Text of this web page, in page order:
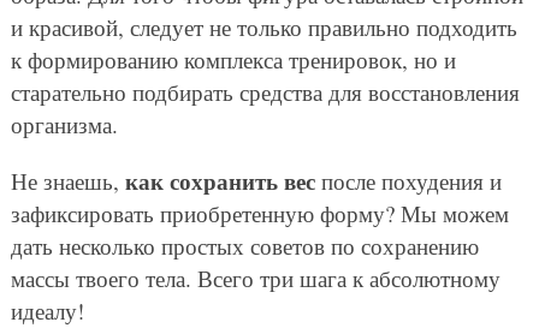
и красивой, следует не только правильно подходить
к формированию комплекса тренировок, но и
старательно подбирать средства для восстановления
организма.
Не знаешь, как сохранить веспосле похудения и
зафиксировать приобретенную форму? Мы можем
дать несколько простых советов по сохранению
массы твоего тела. Всего три шага к абсолютному
идеалу!